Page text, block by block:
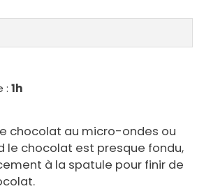
: 1h
chocolat au micro-ondes ou
le chocolat est presque fondu,
à la spatule pour finir de